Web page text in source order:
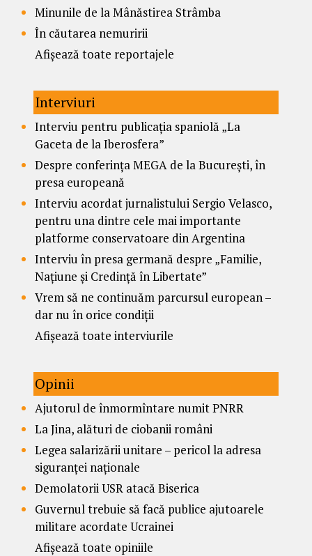
Minunile de la Mânăstirea Strâmba
În căutarea nemuririi
Afișează toate reportajele
Interviuri
Interviu pentru publicația spaniolă „La
Gaceta de la Iberosfera”
Despre conferința MEGA de la București, în
presa europeană
Interviu acordat jurnalistului Sergio Velasco,
pentru una dintre cele mai importante
platforme conservatoare din Argentina
Interviu în presa germană despre „Familie,
Națiune și Credință în Libertate”
Vrem să ne continuăm parcursul european –
dar nu în orice condiții
Afișează toate interviurile
Opinii
Ajutorul de înmormîntare numit PNRR
La Jina, alături de ciobanii români
Legea salarizării unitare – pericol la adresa
siguranței naționale
Demolatorii USR atacă Biserica
Guvernul trebuie să facă publice ajutoarele
militare acordate Ucrainei
Afișează toate opiniile